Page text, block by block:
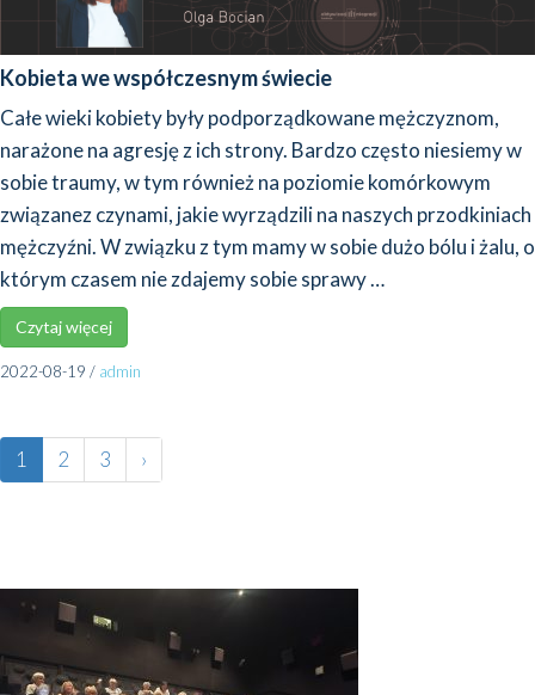
Kobieta we współczesnym świecie
Całe wie­ki kobie­ty były pod­po­rząd­ko­wa­ne męż­czy­znom,
nara­żo­ne na agre­sję z ich stro­ny. Bar­dzo czę­sto nie­sie­my w
sobie trau­my, w tym rów­nież na pozio­mie komór­ko­wym
zwią­za­nez czy­na­mi, jakie wyrzą­dzi­li na naszych przod­ki­niach
męż­czyź­ni. W związ­ku z tym mamy w sobie dużo bólu i żalu, o
któ­rym cza­sem nie zda­je­my sobie spra­wy …
Czy­taj wię­cej
2022-08-19 / admin
1 2 3 ›